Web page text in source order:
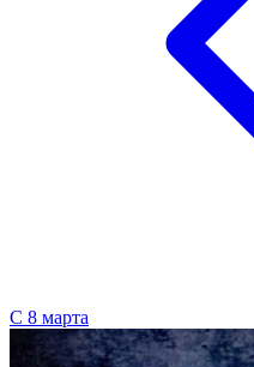
С 8 марта